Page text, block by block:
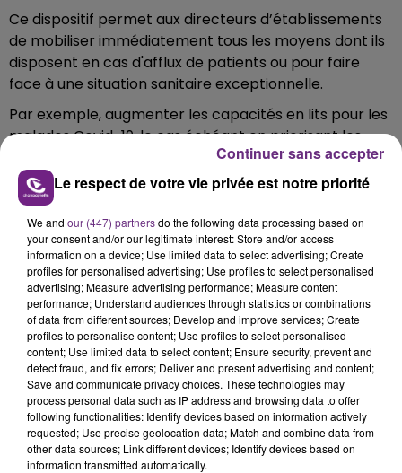
Ce dispositif permet aux directeurs d’établissements
de mobiliser immédiatement tous les moyens dont ils
disposent en cas d'afflux de patients ou pour faire
face à une situation sanitaire exceptionnelle.
Par exemple, augmenter les capacités en lits pour les
malades Covid-19, le cas échéant en priorisant les
activités et en déprogrammant de façon coordonnée
les activités non prioritaires.
Ils peuvent également réorganiser les plannings des
personnels pour assurer la continuité des soins.
L’ARS précise toutefois que « l’activation du plan blanc
ne doit pas conduire à renoncer aux soins ».
Elle invite notamment les personnes souffrant d’une
maladie chronique nécessitant une prise en charge
régulière à consulter en cas de besoin.
FIL D'ACTU
Le respect de votre vie privée est notre priorité
We and our (447) partnersdo the following data processing based on
your consent and/or our legitimate interest: Store and/or access
information on a device; Use limited data to select advertising; Create
profiles for personalised advertising; Use profiles to select personalised
advertising; Measure advertising performance; Measure content
performance; Understand audiences through statistics or combinations
of data from different sources; Develop and improve services; Create
profiles to personalise content; Use profiles to select personalised
content; Use limited data to select content; Ensure security, prevent and
detect fraud, and fix errors; Deliver and present advertising and content;
Save and communicate privacy choices. These technologies may
process personal data such as IP address and browsing data to offer
following functionalities: Identify devices based on information actively
requested; Use precise geolocation data; Match and combine data from
other data sources; Link different devices; Identify devices based on
information transmitted automatically.
Continuer sans accepter